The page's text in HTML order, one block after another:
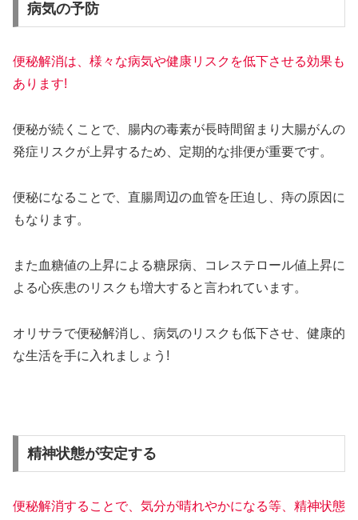
病気の予防
便秘解消は、様々な病気や健康リスクを低下させる効果も
あります!
便秘が続くことで、腸内の毒素が長時間留まり大腸がんの
発症リスクが上昇するため、定期的な排便が重要です。
便秘になることで、直腸周辺の血管を圧迫し、痔の原因に
もなります。
また血糖値の上昇による糖尿病、コレステロール値上昇に
よる心疾患のリスクも増大すると言われています。
オリサラで便秘解消し、病気のリスクも低下させ、健康的
な生活を手に入れましょう!
精神状態が安定する
便秘解消することで、気分が晴れやかになる等、精神状態